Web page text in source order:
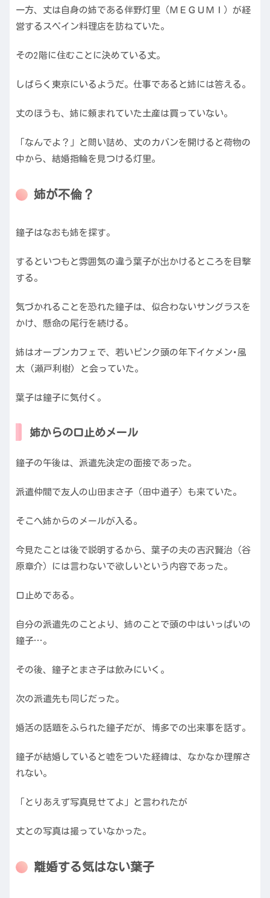
一方、丈は自身の姉である伴野灯里（ＭＥＧＵＭＩ）が経
営するスペイン料理店を訪ねていた。
その2階に住むことに決めている丈。
しばらく東京にいるようだ。仕事であると姉には答える。
丈のほうも、姉に頼まれていた土産は買っていない。
「なんでよ？」と問い詰め、丈のカバンを開けると荷物の
中から、結婚指輪を見つける灯里。
姉が不倫？
鐘子はなおも姉を探す。
するといつもと雰囲気の違う葉子が出かけるところを目撃
する。
気づかれることを恐れた鐘子は、似合わないサングラスを
かけ、懸命の尾行を続ける。
姉はオープンカフェで、若いピンク頭の年下イケメン･風
太 (瀬戸利樹) と会っていた。
葉子は鐘子に気付く。
姉からの口止めメール
鐘子の午後は、派遣先決定の面接であった。
派遣仲間で友人の山田まさ子（田中道子）も来ていた。
そこへ姉からのメールが入る。
今見たことは後で説明するから、葉子の夫の吉沢賢治（谷
原章介）には言わないで欲しいという内容であった。
口止めである。
自分の派遣先のことより、姉のことで頭の中はいっぱいの
鐘子…。
その後、鐘子とまさ子は飲みにいく。
次の派遣先も同じだった。
婚活の話題をふられた鐘子だが、博多での出来事を話す。
鐘子が結婚していると嘘をついた経緯は、なかなか理解さ
れない。
「とりあえず写真見せてよ」と言われたが
丈との写真は撮っていなかった。
離婚する気はない葉子